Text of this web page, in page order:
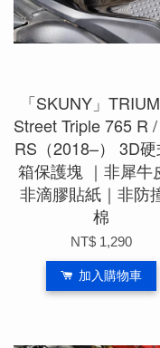
「SKUNY」
Street Triple 765 R
RS（2018–） 3D
箱保護塊 ｜非犀牛
非滴膠貼紙｜非防
棉
NT$ 1,290
加入購物車